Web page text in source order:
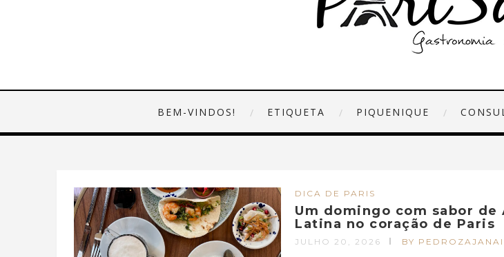
BEM-VINDOS! ETIQUETA PIQUENIQUE
DICA DE PARIS
Um domingo com sabor de
Latina no coração de Paris
JULHO 20, 2026 BY